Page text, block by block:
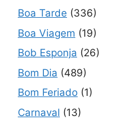
Boa Tarde (336)
Boa Viagem (19)
Bob Esponja (26)
Bom Dia (489)
Bom Feriado (1)
Carnaval (13)